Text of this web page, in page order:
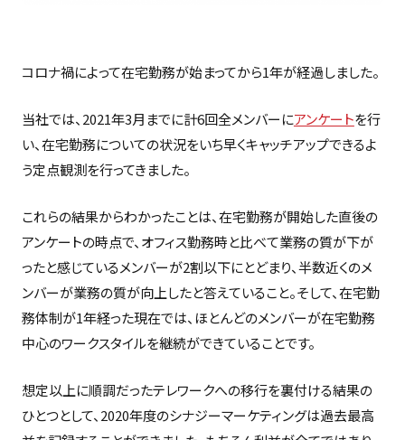
コロナ禍によって在宅勤務が始まってから1年が経過しました。
当社では、2021年3月までに計6回全メンバーにアンケートを行
い、在宅勤務についての状況をいち早くキャッチアップできるよ
う定点観測を行ってきました。
これらの結果からわかったことは、在宅勤務が開始した直後の
アンケートの時点で、オフィス勤務時と比べて業務の質が下が
ったと感じているメンバーが2割以下にとどまり、半数近くのメ
ンバーが業務の質が向上したと答えていること。そして、在宅勤
務体制が1年経った現在では、ほとんどのメンバーが在宅勤務
中心のワークスタイルを継続ができていることです。
想定以上に順調だったテレワークへの移行を裏付ける結果の
ひとつとして、2020年度のシナジーマーケティングは過去最高